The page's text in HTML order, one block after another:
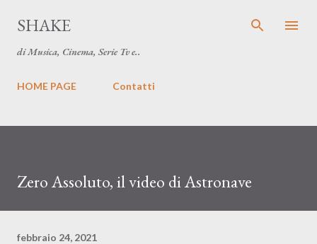
SHAKE
di Musica, Cinema, Serie Tv e..
HOME PAGE Contatti
Zero Assoluto, il video di Astronave
febbraio 24, 2021